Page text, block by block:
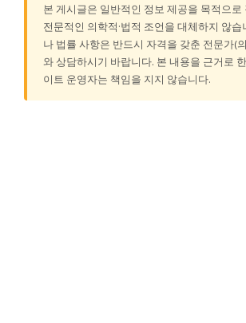
본 게시글은 일반적인 정보 제공을 목적으로
전문적인 의학적·법적 조언을 대체하지 않습
나 법률 사항은 반드시 자격을 갖춘 전문가(
와 상담하시기 바랍니다. 본 내용을 근거로
이트 운영자는 책임을 지지 않습니다.